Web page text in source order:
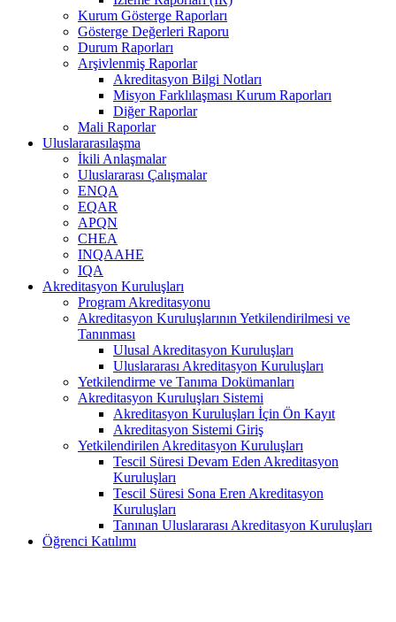
Kurum Gösterge Raporları
Gösterge Değerleri Raporu
Durum Raporları
Arşivlenmiş Raporlar
Akreditasyon Bilgi Notları
Misyon Farklılaşması Kurum Raporları
Diğer Raporlar
Mali Raporlar
Uluslararasılaşma
İkili Anlaşmalar
Uluslararası Çalışmalar
ENQA
EQAR
APQN
CHEA
INQAAHE
IQA
Akreditasyon Kuruluşları
Program Akreditasyonu
Akreditasyon Kuruluşlarının Yetkilendirilmesi ve
Tanınması
Ulusal Akreditasyon Kuruluşları
Uluslararası Akreditasyon Kuruluşları
Yetkilendirme ve Tanıma Dokümanları
Akreditasyon Kuruluşları Sistemi
Akreditasyon Kuruluşları İçin Ön Kayıt
Akreditasyon Sistemi Giriş
Yetkilendirilen Akreditasyon Kuruluşları
Tescil Süresi Devam Eden Akreditasyon
Kuruluşları
Tescil Süresi Sona Eren Akreditasyon
Kuruluşları
Tanınan Uluslararası Akreditasyon Kuruluşları
Öğrenci Katılımı